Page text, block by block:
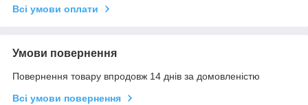
Всі умови оплати
Умови повернення
Повернення товару впродовж 14 днів за домовленістю
Всі умови повернення